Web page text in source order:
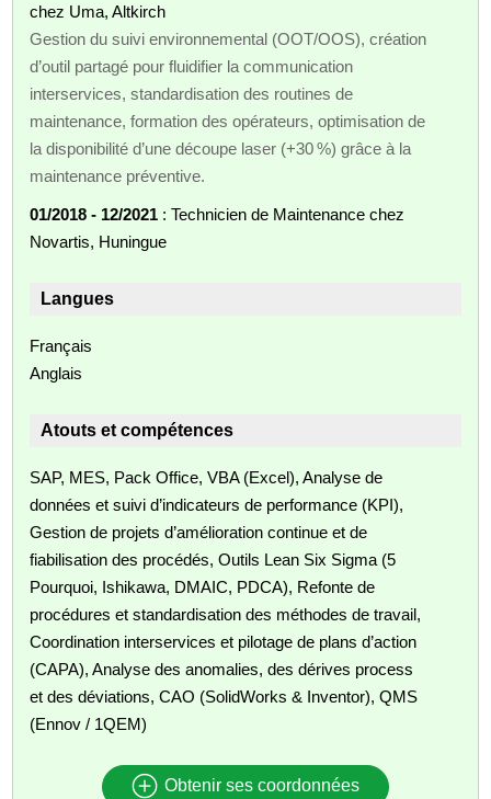
chez Uma, Altkirch
Gestion du suivi environnemental (OOT/OOS), création
d’outil partagé pour fluidifier la communication
interservices, standardisation des routines de
maintenance, formation des opérateurs, optimisation de
la disponibilité d’une découpe laser (+30 %) grâce à la
maintenance préventive.
01/2018 - 12/2021 : Technicien de Maintenance chez
Novartis, Huningue
Langues
Français
Anglais
Atouts et compétences
SAP, MES, Pack Office, VBA (Excel), Analyse de
données et suivi d’indicateurs de performance (KPI),
Gestion de projets d’amélioration continue et de
fiabilisation des procédés, Outils Lean Six Sigma (5
Pourquoi, Ishikawa, DMAIC, PDCA), Refonte de
procédures et standardisation des méthodes de travail,
Coordination interservices et pilotage de plans d’action
(CAPA), Analyse des anomalies, des dérives process
et des déviations, CAO (SolidWorks & Inventor), QMS
(Ennov / 1QEM)
Obtenir ses coordonnées